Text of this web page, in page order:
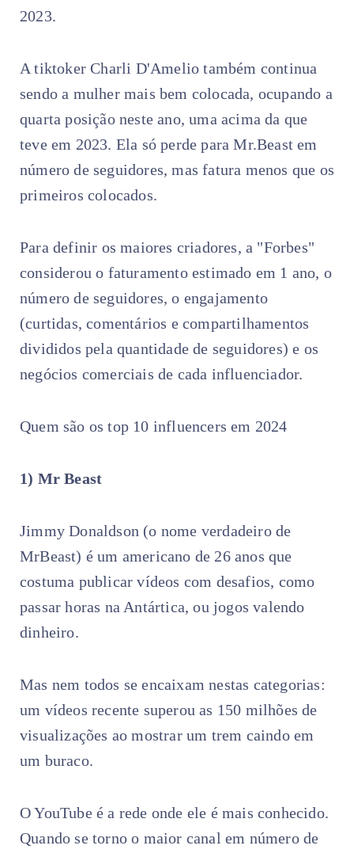
2023.
A tiktoker Charli D'Amelio também continua
sendo a mulher mais bem colocada, ocupando a
quarta posição neste ano, uma acima da que
teve em 2023. Ela só perde para Mr.Beast em
número de seguidores, mas fatura menos que os
primeiros colocados.
Para definir os maiores criadores, a "Forbes"
considerou o faturamento estimado em 1 ano, o
número de seguidores, o engajamento
(curtidas, comentários e compartilhamentos
divididos pela quantidade de seguidores) e os
negócios comerciais de cada influenciador.
Quem são os top 10 influencers em 2024
1) Mr Beast
Jimmy Donaldson (o nome verdadeiro de
MrBeast) é um americano de 26 anos que
costuma publicar vídeos com desafios, como
passar horas na Antártica, ou jogos valendo
dinheiro.
Mas nem todos se encaixam nestas categorias:
um vídeos recente superou as 150 milhões de
visualizações ao mostrar um trem caindo em
um buraco.
O YouTube é a rede onde ele é mais conhecido.
Quando se torno o maior canal em número de